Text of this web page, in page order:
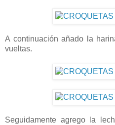
A continuación añado la
vueltas.
Seguidamente agrego la